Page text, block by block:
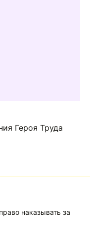
Героя Труда
наказывать за